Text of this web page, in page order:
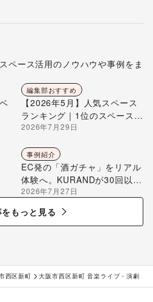
ペース活用のノウハウや事例をま
編集部おすすめ
【2026年5月】人気スペース
ランキング｜1位のスペースを
編集部が解説
2026年7月29日
事例紹介
EC発の「酒ガチャ」をリアル
体験へ。KURANDが30回以上
のポップアップ出店で届け
る“新しいお酒との出会い”
2026年7月27日
もっと見る
西区新町 大阪市西区新町 音楽ライブ・演劇